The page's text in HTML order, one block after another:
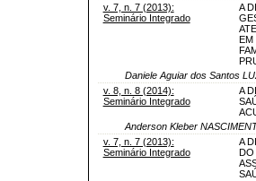
v. 7, n. 7 (2013):
Seminário Integrado
A
EM
Daniele Aguiar dos Santos
v. 8, n. 8 (2014):
Seminário Integrado
A
Anderson Kleber
v. 7, n. 7 (2013):
Seminário Integrado
A
DO